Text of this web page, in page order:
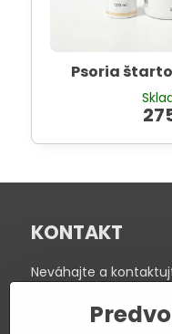
Psoria
KONTAKT
Neváhajte a
Poradenstvo:
Telefón: +421 918 340